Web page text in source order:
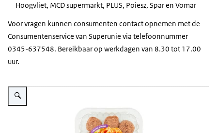
Hoogvliet, MCD supermarkt, PLUS, Poiesz, Spar en Vomar
Voor vragen kunnen consumenten contact opnemen met de
Consumentenservice van Superunie via telefoonnummer
0345-637548. Bereikbaar op werkdagen van 8.30 tot 17.00
uur.
Vergroot afbeelding GoGeva! plantaardige balletjes